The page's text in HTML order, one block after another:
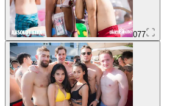
077